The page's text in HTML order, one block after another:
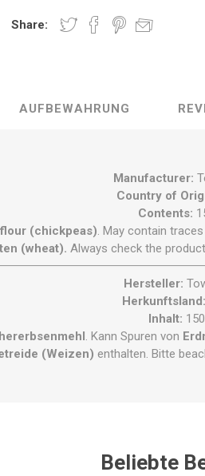
Share:
AUFBEWAHRUNG
Manufacturer:
Country of
Contents:
(chickpeas). May contain
(wheat). Always check the
Hersteller:
Herkunftsland:
Inhalt:
. Kann Spuren von
(Weizen) enthalten. Bitte
Beliebte